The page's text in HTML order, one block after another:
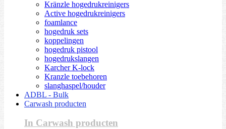
Kränzle hogedrukreinigers
Active hogedrukreinigers
foamlance
hogedruk sets
koppelingen
hogedruk pistool
hogedrukslangen
Karcher K-lock
Kranzle toebehoren
slanghaspel/houder
ADBL - Bulk
Carwash producten
In Carwash producten